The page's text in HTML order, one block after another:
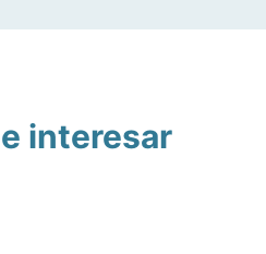
interesar